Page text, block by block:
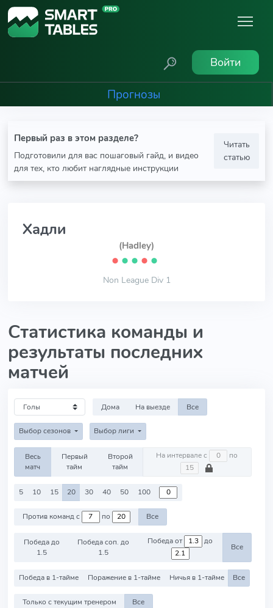
Войти
Прогнозы
Первый раз в этом разделе?
Подготовили для вас пошаговый гайд, и видео
для тех, кто любит наглядные инструкции
Читать
статью
Хадли
(Hadley)
⬤ ⬤ ⬤ ⬤ ⬤
Non League Div 1
Статистика команды и
результаты последних
матчей
Дома На выезде Все
Выбор сезонов Выбор лиги
Весь
матч
Первый
тайм
Второй
тайм
На интервале с по
5 10 15 20 30 40 50 100
Против команд с по Все
Победа до
1.5
Победа соп. до
1.5
Победа от до
Все
Победа в 1-тайме Поражение в 1-тайме Ничья в 1-тайме Все
Только с текущим тренером Все